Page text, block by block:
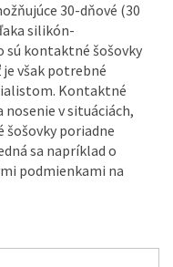
30-dňové (30
silikón-
kontaktné šošovky
však potrebné
Kontaktné
nosenie v situáciách,
šošovky poriadne
sa napríklad o
podmienkami na